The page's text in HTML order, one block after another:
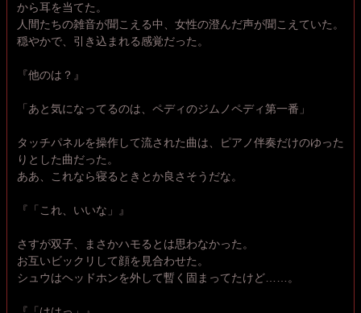
から耳を当てた。
人間たちの雑音が聞こえる中、女性の澄んだ声が聞こえていた。
穏やかで、引き込まれる感覚だった。
『他のは？』
「あと気になってるのは、ペディのジムノペディ第一番」
タッチパネルを操作して流された曲は、ピアノ伴奏だけのゆった
りとした曲だった。
ああ、これなら寝るときとか良さそうだな。
『「これ、いいな」』
さすが双子、まさかハモるとは思わなかった。
お互いビックリして顔を見合わせた。
シュウはヘッドホンを外して暫く固まってたけど……。